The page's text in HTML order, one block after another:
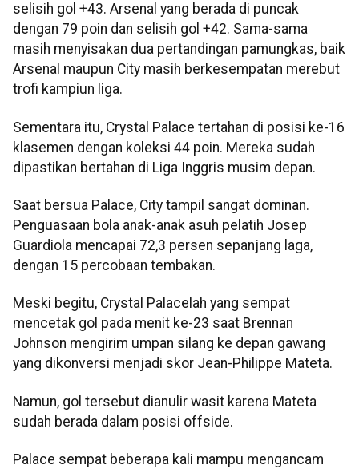
selisih gol +43. Arsenal yang berada di puncak
dengan 79 poin dan selisih gol +42. Sama-sama
masih menyisakan dua pertandingan pamungkas, baik
Arsenal maupun City masih berkesempatan merebut
trofi kampiun liga.
Sementara itu, Crystal Palace tertahan di posisi ke-16
klasemen dengan koleksi 44 poin. Mereka sudah
dipastikan bertahan di Liga Inggris musim depan.
Saat bersua Palace, City tampil sangat dominan.
Penguasaan bola anak-anak asuh pelatih Josep
Guardiola mencapai 72,3 persen sepanjang laga,
dengan 15 percobaan tembakan.
Meski begitu, Crystal Palacelah yang sempat
mencetak gol pada menit ke-23 saat Brennan
Johnson mengirim umpan silang ke depan gawang
yang dikonversi menjadi skor Jean-Philippe Mateta.
Namun, gol tersebut dianulir wasit karena Mateta
sudah berada dalam posisi offside.
Palace sempat beberapa kali mampu mengancam